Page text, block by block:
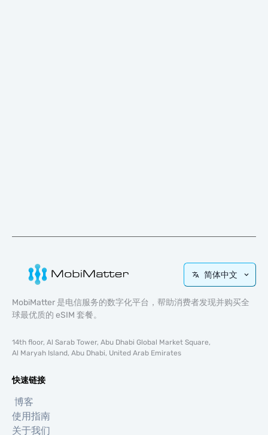
简体中文
MobiMatter 是电信服务的数字化平台，帮助消费者发现并购买全
球最优质的 eSIM 套餐。
14th floor, Al Sarab Tower, Abu Dhabi Global Market Square,
Al Maryah Island, Abu Dhabi, United Arab Emirates
快速链接
博客
使用指南
关于我们